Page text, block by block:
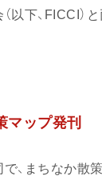
以下、FICCI）
マップ発刊
、まちなか散